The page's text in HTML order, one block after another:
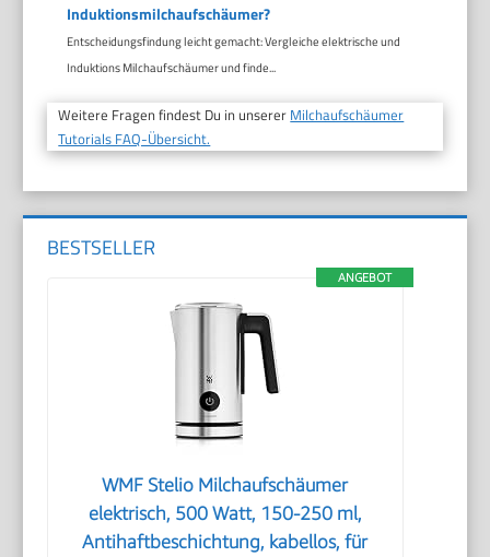
Induktionsmilchaufschäumer?
Entscheidungsfindung leicht gemacht: Vergleiche elektrische und
Induktions Milchaufschäumer und finde...
Weitere Fragen findest Du in unserer Milchaufschäumer
Tutorials FAQ-Übersicht.
BESTSELLER
ANGEBOT
WMF Stelio Milchaufschäumer
elektrisch, 500 Watt, 150-250 ml,
Antihaftbeschichtung, kabellos, für